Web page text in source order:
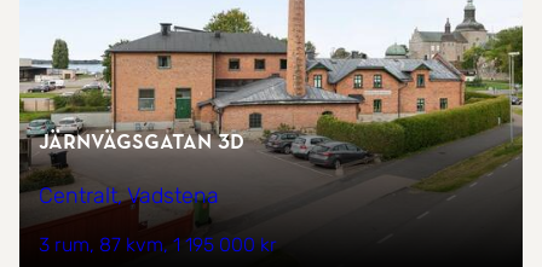
Järnvägsgatan 3D
Centralt, Vadstena
3 rum 87 kvm 1 195 000 kr